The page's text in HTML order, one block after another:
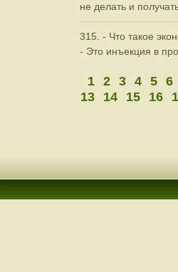
не делать и
315. - Что такое
- Это инъекция в
1 2 3 4 5
6
13
14 15 16